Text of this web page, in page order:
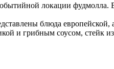
локации
блюда
и грибным соусом, стейк